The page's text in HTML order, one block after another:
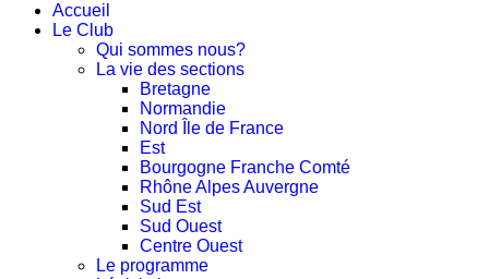
Accueil
Le Club
Qui sommes nous?
La vie des sections
Bretagne
Normandie
Nord Île de France
Est
Bourgogne Franche Comté
Rhône Alpes Auvergne
Sud Est
Sud Ouest
Centre Ouest
Le programme